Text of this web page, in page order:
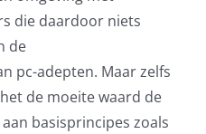
die daardoor niets
de
pc-adepten. Maar zelfs
de moeite waard de
basisprincipes zoals